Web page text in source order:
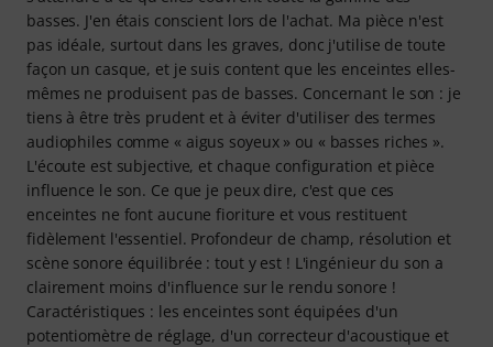
basses. J'en étais conscient lors de l'achat. Ma pièce n'est
pas idéale, surtout dans les graves, donc j'utilise de toute
façon un casque, et je suis content que les enceintes elles-
mêmes ne produisent pas de basses. Concernant le son : je
tiens à être très prudent et à éviter d'utiliser des termes
audiophiles comme « aigus soyeux » ou « basses riches ».
L'écoute est subjective, et chaque configuration et pièce
influence le son. Ce que je peux dire, c'est que ces
enceintes ne font aucune fioriture et vous restituent
fidèlement l'essentiel. Profondeur de champ, résolution et
scène sonore équilibrée : tout y est ! L'ingénieur du son a
clairement moins d'influence sur le rendu sonore !
Caractéristiques : les enceintes sont équipées d'un
potentiomètre de réglage, d'un correcteur d'acoustique et